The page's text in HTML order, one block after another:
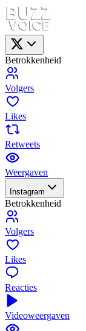
Betrokkenheid
Volgers
Likes
Retweets
Weergaven
Instagram
Betrokkenheid
Volgers
Likes
Reacties
Videoweergaven